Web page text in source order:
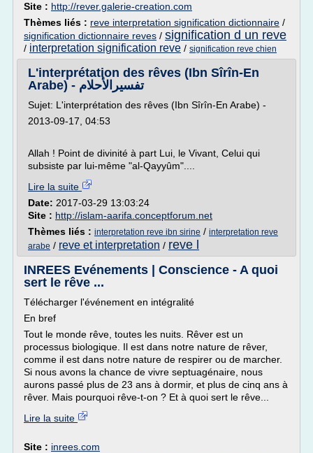
Site : http://rever.galerie-creation.com
Thèmes liés : reve interpretation signification dictionnaire /
signification dictionnaire reves / signification d un reve
/ interpretation signification reve / signification reve chien
L'interprétation des rêves (Ibn Sîrîn-En
Arabe) - تفسيرالأحلام
Sujet: L'interprétation des rêves (Ibn Sîrîn-En Arabe) -
2013-09-17, 04:53
Allah ! Point de divinité à part Lui, le Vivant, Celui qui
subsiste par lui-même "al-Qayyûm"....
Lire la suite
Date: 2017-03-29 13:03:24
Site : http://islam-aarifa.conceptforum.net
Thèmes liés : interpretation reve ibn sirine / interpretation reve
arabe / reve et interpretation / reve l
INREES Evénements | Conscience - A quoi
sert le rêve ...
Télécharger l'événement en intégralité
En bref
Tout le monde rêve, toutes les nuits. Rêver est un
processus biologique. Il est dans notre nature de rêver,
comme il est dans notre nature de respirer ou de marcher.
Si nous avons la chance de vivre septuagénaire, nous
aurons passé plus de 23 ans à dormir, et plus de cinq ans à
rêver. Mais pourquoi rêve-t-on ? Et à quoi sert le rêve...
Lire la suite
Site : inrees.com